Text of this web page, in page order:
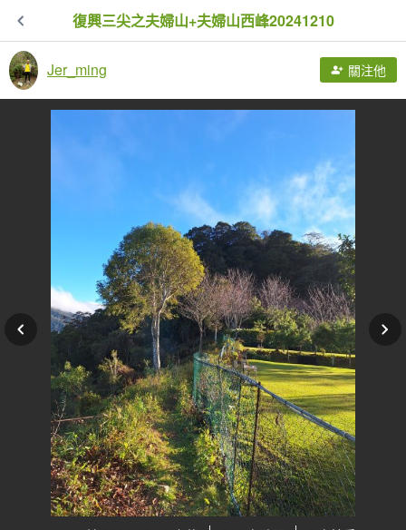
復興三尖之夫婦山+夫婦山西峰20241210
Jer_ming 關注他